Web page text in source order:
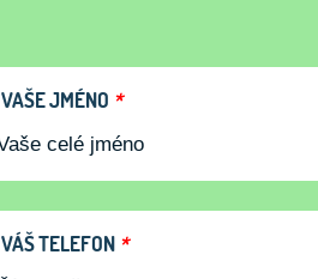
VAŠE JMÉNO *
VÁŠ TELEFON *